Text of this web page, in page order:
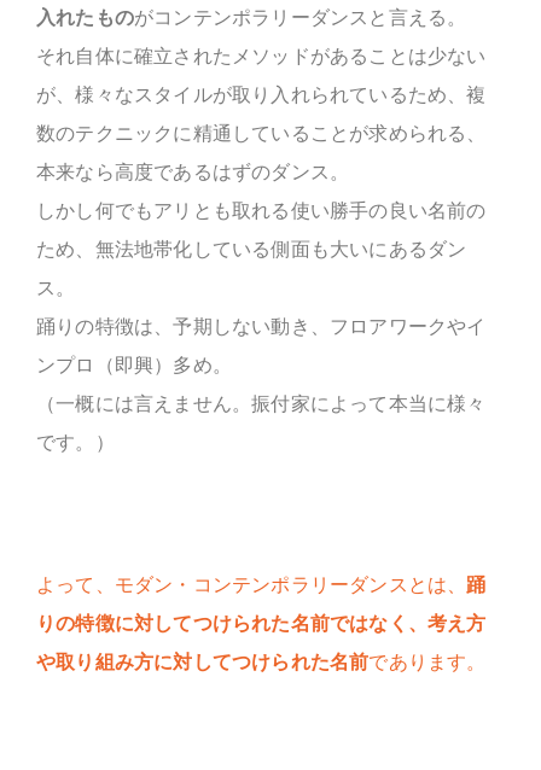
入れたものがコンテンポラリーダンスと言える。
それ自体に確立されたメソッドがあることは少ない
が、様々なスタイルが取り入れられているため、複
数のテクニックに精通していることが求められる、
本来なら高度であるはずのダンス。
しかし何でもアリとも取れる使い勝手の良い名前の
ため、無法地帯化している側面も大いにあるダン
ス。
踊りの特徴は、予期しない動き、フロアワークやイ
ンプロ（即興）多め。
（一概には言えません。振付家によって本当に様々
です。）
よって、モダン・コンテンポラリーダンスとは、 踊
りの特徴に対してつけられた名前ではなく、考え方
や取り組み方に対してつけられた名前であります。